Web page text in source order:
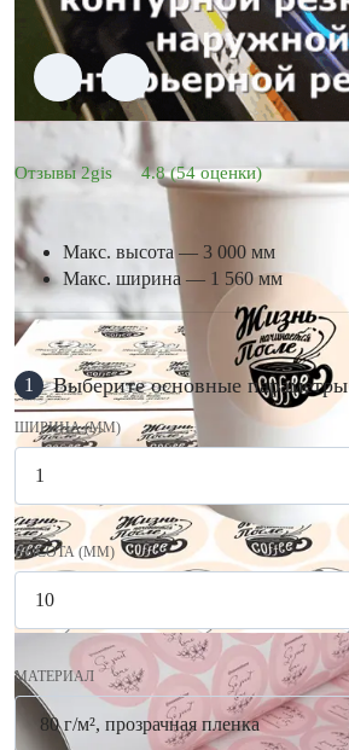
Отзывы 2gis 4.8(54 оценки)
Макс. высота — 3 000 мм
Макс. ширина — 1 560 мм
1 Выберите основные параметры
ШИРИНА (ММ)
ВЫСОТА (ММ)
МАТЕРИАЛ